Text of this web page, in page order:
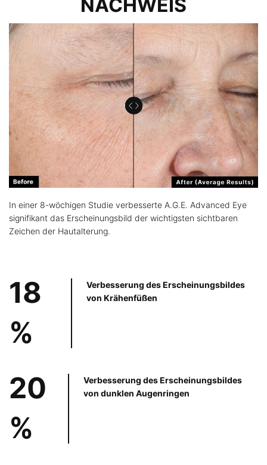
NACHWEIS
In einer 8-wöchigen Studie verbesserte A.G.E. Advanced Eye
signifikant das Erscheinungsbild der wichtigsten sichtbaren
Zeichen der Hautalterung.
18
%
Verbesserung des Erscheinungsbildes
von Krähenfüßen
20
%
Verbesserung des Erscheinungsbildes
von dunklen Augenringen